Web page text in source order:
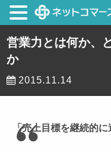
営業力とは何か、
か
2015.11.14
「売上目標を継続的